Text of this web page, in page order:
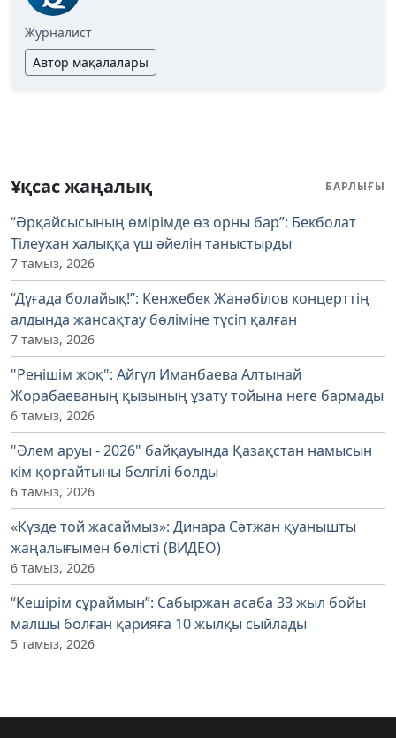
Журналист
Автор мақалалары
Ұқсас жаңалық БАРЛЫҒЫ
“Әрқайсысының өмірімде өз орны бар”: Бекболат
Тілеухан халыққа үш әйелін таныстырды
7 тамыз, 2026
“Дұғада болайық!”: Кенжебек Жанәбілов концерттің
алдында жансақтау бөліміне түсіп қалған
7 тамыз, 2026
"Ренішім жоқ": Айгүл Иманбаева Алтынай
Жорабаеваның қызының ұзату тойына неге бармады
6 тамыз, 2026
"Әлем аруы - 2026" байқауында Қазақстан намысын
кім қорғайтыны белгілі болды
6 тамыз, 2026
«Күзде той жасаймыз»: Динара Сәтжан қуанышты
жаңалығымен бөлісті (ВИДЕО)
6 тамыз, 2026
“Кешірім сұраймын”: Сабыржан асаба 33 жыл бойы
малшы болған қарияға 10 жылқы сыйлады
5 тамыз, 2026